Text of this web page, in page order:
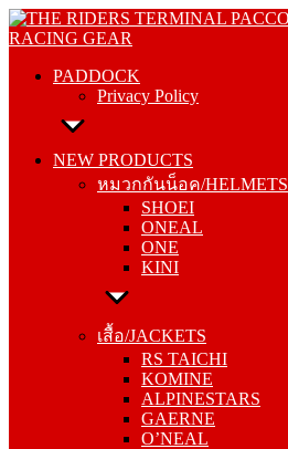
Skip
to
PADDOCK
Privacy Policy
NEW PRODUCTS
หมวกกันน็อค/HELMETS
SHOEI
ONEAL
ONE
KINI
เสื้อ/JACKETS
RS TAICHI
KOMINE
ALPINESTARS
GAERNE
O’NEAL
PADDOCK
NEW PRODUCTS
SHOEI
ONEAL
ONE
KINI
เสื้อ/JACKETS
KOMINE
ALPINESTARS
GAERNE
O’NEAL